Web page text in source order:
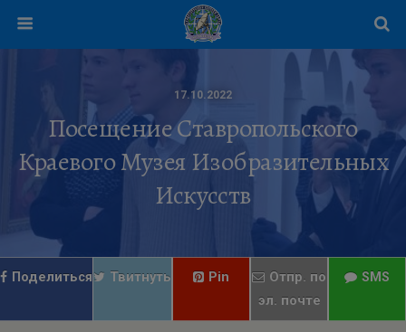
17.10.2022
Посещение Ставропольского
Краевого Музея Изобразительных
Искусств
Поделиться Твитнуть Pin
Отпр. по
эл. почте
SMS